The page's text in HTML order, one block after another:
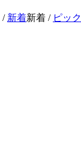
/ 新着新着 / ピック